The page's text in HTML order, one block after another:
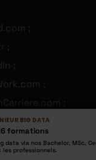
;
;
;
;
;
Cyberjobs.fr,
autres pages.
BIG DATA
formations
data via nos Bachelor, MSc,
professionnels.